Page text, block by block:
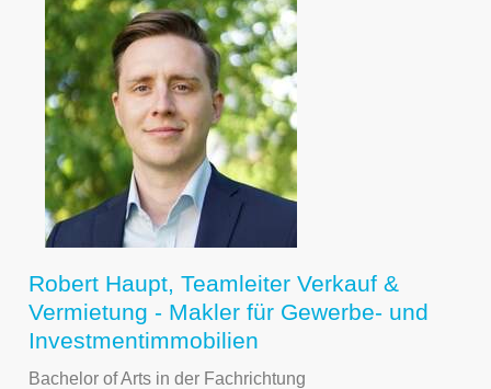
Robert Haupt, Teamleiter Verkauf &
Vermietung - Makler für Gewerbe- und
Investmentimmobilien
Bachelor of Arts in der Fachrichtung